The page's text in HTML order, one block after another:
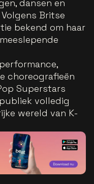
dansen en
Britse
bekend om haar
choreografieën
Superstars
volledig
wereld van K-